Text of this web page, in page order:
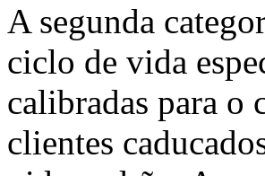
A segunda
ciclo de vida
calibradas para o
clientes